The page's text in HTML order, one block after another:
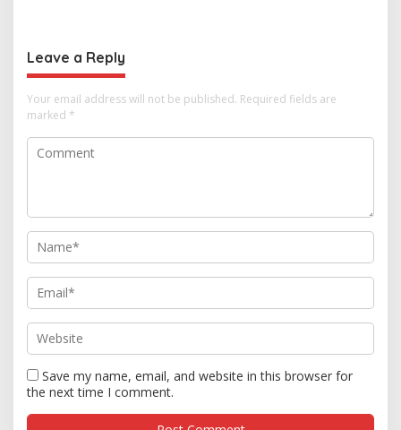
Leave a Reply
Your email address will not be published. Required fields are
marked *
Save my name, email, and website in this browser for
the next time I comment.